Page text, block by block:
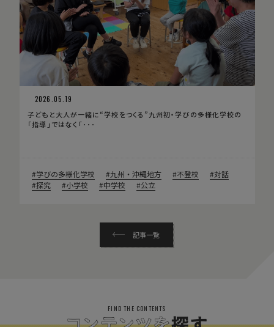
2026.05.19
子どもと大人が一緒に“学校をつくる”九州初・学びの多様化学校の
「指導」ではなく「･･･
学びの多様化学校 九州・沖縄地方 不登校
対話
探究
小学校 中学校 公立
記事一覧
FIND THE CONTENTS